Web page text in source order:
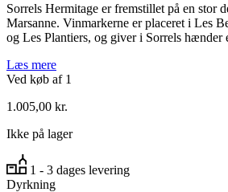
Sorrels Hermitage er fremstillet på en stor
Marsanne. Vinmarkerne er placeret i Les
og Les Plantiers, og giver i Sorrels hænder
Læs mere
Ved køb af 1
1.005,00 kr.
Ikke på lager
1 - 3 dages levering
Dyrkning